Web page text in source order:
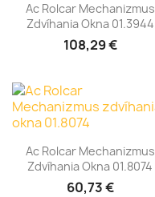
Ac Rolcar Mechanizmus
Zdvíhania Okna 01.3944
108,29 €
Ac Rolcar Mechanizmus
Zdvíhania Okna 01.8074
60,73 €